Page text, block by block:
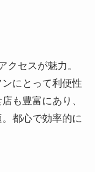
クセスが魅力。
にとって利便性
も豊富にあり、
都心で効率的に